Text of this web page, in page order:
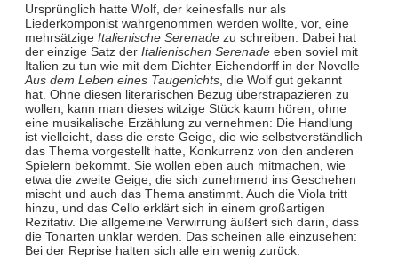
Ursprünglich hatte Wolf, der keinesfalls nur als
Liederkomponist wahrgenommen werden wollte, vor, eine
mehrsätzige Italienische Serenadezu schreiben. Dabei hat
der einzige Satz der Italienischen Serenadeeben soviel mit
Italien zu tun wie mit dem Dichter Eichendorff in der Novelle
Aus dem Leben eines Taugenichts, die Wolf gut gekannt
hat. Ohne diesen literarischen Bezug überstrapazieren zu
wollen, kann man dieses witzige Stück kaum hören, ohne
eine musikalische Erzählung zu vernehmen: Die Handlung
ist vielleicht, dass die erste Geige, die wie selbstverständlich
das Thema vorgestellt hatte, Konkurrenz von den anderen
Spielern bekommt. Sie wollen eben auch mitmachen, wie
etwa die zweite Geige, die sich zunehmend ins Geschehen
mischt und auch das Thema anstimmt. Auch die Viola tritt
hinzu, und das Cello erklärt sich in einem großartigen
Rezitativ. Die allgemeine Verwirrung äußert sich darin, dass
die Tonarten unklar werden. Das scheinen alle einzusehen:
Bei der Reprise halten sich alle ein wenig zurück.